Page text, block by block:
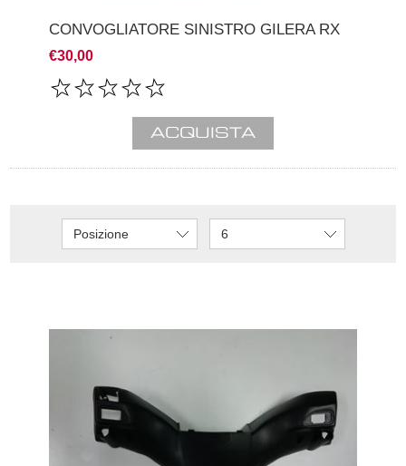
CONVOGLIATORE SINISTRO GILERA RX
€30,00
Posizione 6